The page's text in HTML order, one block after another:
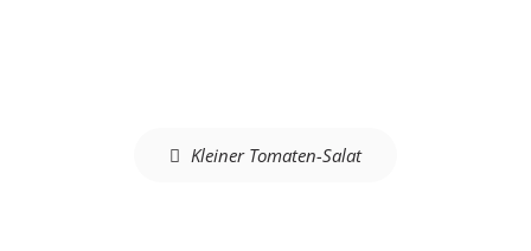
Beitragsnavigation Kleiner Tomaten-Salat